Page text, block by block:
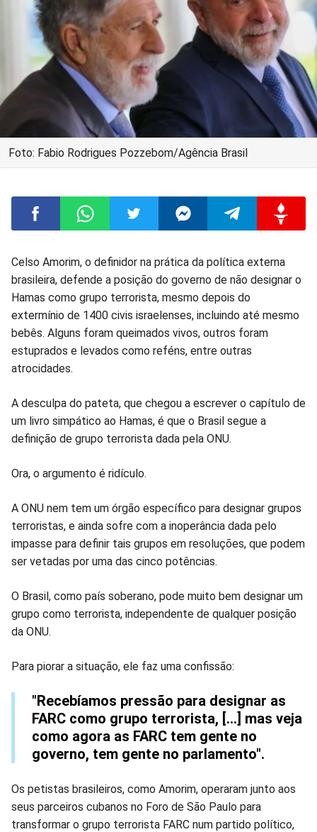
Foto: Fabio Rodrigues Pozzebom/Agência Brasil
Compartilhar
no
Facebook
Compartilhar
no
Whatsapp
Compartilhar
no
Twitter
Compartilhar
no
Messenger
Compartilhar
no
TelegramGettr
Celso Amorim, o definidor na prática da política externa
brasileira, defende a posição do governo de não designar o
Hamas como grupo terrorista, mesmo depois do
extermínio de 1400 civis israelenses, incluindo até mesmo
bebês. Alguns foram queimados vivos, outros foram
estuprados e levados como reféns, entre outras
atrocidades.
A desculpa do pateta, que chegou a escrever o capítulo de
um livro simpático ao Hamas, é que o Brasil segue a
definição de grupo terrorista dada pela ONU.
Ora, o argumento é ridículo.
A ONU nem tem um órgão específico para designar grupos
terroristas, e ainda sofre com a inoperância dada pelo
impasse para definir tais grupos em resoluções, que podem
ser vetadas por uma das cinco potências.
O Brasil, como país soberano, pode muito bem designar um
grupo como terrorista, independente de qualquer posição
da ONU.
Para piorar a situação, ele faz uma confissão:
"Recebíamos pressão para designar as
FARC como grupo terrorista, [...] mas veja
como agora as FARC tem gente no
governo, tem gente no parlamento".
Os petistas brasileiros, como Amorim, operaram junto aos
seus parceiros cubanos no Foro de São Paulo para
transformar o grupo terrorista FARC num partido político,